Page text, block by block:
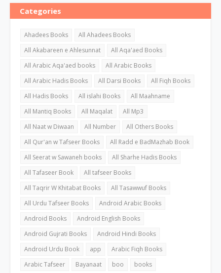
Categories
Ahadees Books
All Ahadees Books
All Akabareen e Ahlesunnat
All Aqa'aed Books
All Arabic Aqa'aed books
All Arabic Books
All Arabic Hadis Books
All Darsi Books
All Fiqh Books
All Hadis Books
All islahi Books
All Maahname
All Mantiq Books
All Maqalat
All Mp3
All Naat w Diwaan
All Number
All Others Books
All Qur'an w Tafseer Books
All Radd e BadMazhab Book
All Seerat w Sawaneh books
All Sharhe Hadis Books
All Tafaseer Book
All tafseer Books
All Taqrir W Khitabat Books
All Tasawwuf Books
All Urdu Tafseer Books
Android Arabic Books
Android Books
Android English Books
Android Gujrati Books
Android Hindi Books
Android Urdu Book
app
Arabic Fiqh Books
Arabic Tafseer
Bayanaat boo books